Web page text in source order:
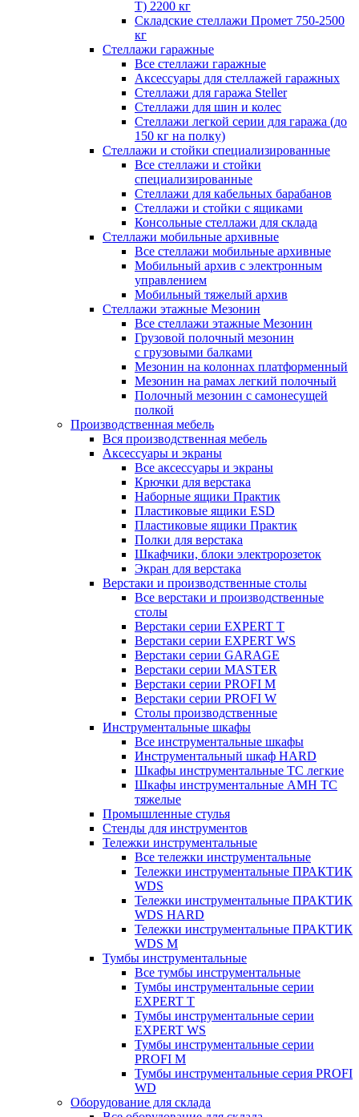
Т) 2200 кг
Складские стеллажи Промет 750-2500
кг
Стеллажи гаражные
Все стеллажи гаражные
Аксессуары для стеллажей гаражных
Стеллажи для гаража Steller
Стеллажи для шин и колес
Стеллажи легкой серии для гаража (до
150 кг на полку)
Стеллажи и стойки специализированные
Все стеллажи и стойки
специализированные
Стеллажи для кабельных барабанов
Стеллажи и стойки с ящиками
Консольные стеллажи для склада
Стеллажи мобильные архивные
Все стеллажи мобильные архивные
Мобильный архив с электронным
управлением
Мобильный тяжелый архив
Стеллажи этажные Мезонин
Все стеллажи этажные Мезонин
Грузовой полочный мезонин
с грузовыми балками
Мезонин на колоннах платформенный
Мезонин на рамах легкий полочный
Полочный мезонин с самонесущей
полкой
Производственная мебель
Вся производственная мебель
Аксессуары и экраны
Все аксессуары и экраны
Крючки для верстака
Наборные ящики Практик
Пластиковые ящики ESD
Пластиковые ящики Практик
Полки для верстака
Шкафчики, блоки электророзеток
Экран для верстака
Верстаки и производственные столы
Все верстаки и производственные
столы
Верстаки серии EXPERT T
Верстаки серии EXPERT WS
Верстаки серии GARAGE
Верстаки серии MASTER
Верстаки серии PROFI M
Верстаки серии PROFI W
Столы производственные
Инструментальные шкафы
Все инструментальные шкафы
Инструментальный шкаф HARD
Шкафы инструментальные ТС легкие
Шкафы инструментальные AMH TC
тяжелые
Промышленные стулья
Стенды для инструментов
Тележки инструментальные
Все тележки инструментальные
Тележки инструментальные ПРАКТИК
WDS
Тележки инструментальные ПРАКТИК
WDS HARD
Тележки инструментальные ПРАКТИК
WDS M
Тумбы инструментальные
Все тумбы инструментальные
Тумбы инструментальные серии
EXPERT T
Тумбы инструментальные серии
EXPERT WS
Тумбы инструментальные серии
PROFI M
Тумбы инструментальные серия PROFI
WD
Оборудование для склада